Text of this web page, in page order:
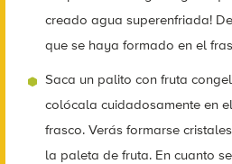
creado agua superenfriada!
que se haya formado en el
Saca un palito con fruta
colócala cuidadosamente en
frasco. Verás formarse
la paleta de fruta. En cuanto